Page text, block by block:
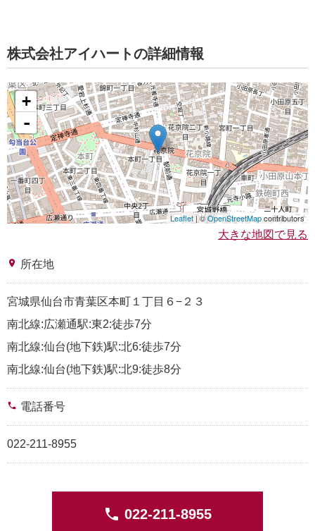
株式会社アイハートの詳細情報
+
-
Leaflet| ©OpenStreetMapcontributors
大きな地図で見る
place 所在地
宮城県仙台市青葉区本町１丁目６−２３
南北線:広瀬通駅:東2:徒歩7分
南北線:仙台(地下鉄)駅:北6:徒歩7分
南北線:仙台(地下鉄)駅:北9:徒歩8分
phone 電話番号
022-211-8955
phone 022-211-8955